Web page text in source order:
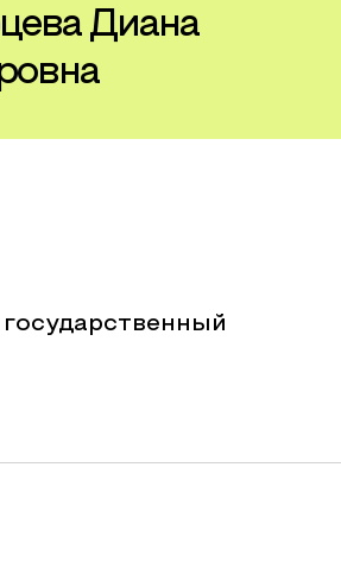
Диана